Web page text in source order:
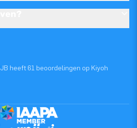
JB heeft 61 beoordelingen op Kiyoh